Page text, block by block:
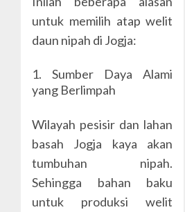
untuk memilih atap welit
daun nipah di Jogja:
1. Sumber Daya Alami
yang Berlimpah
Wilayah pesisir dan lahan
basah Jogja kaya akan
tumbuhan nipah.
Sehingga bahan baku
untuk produksi welit